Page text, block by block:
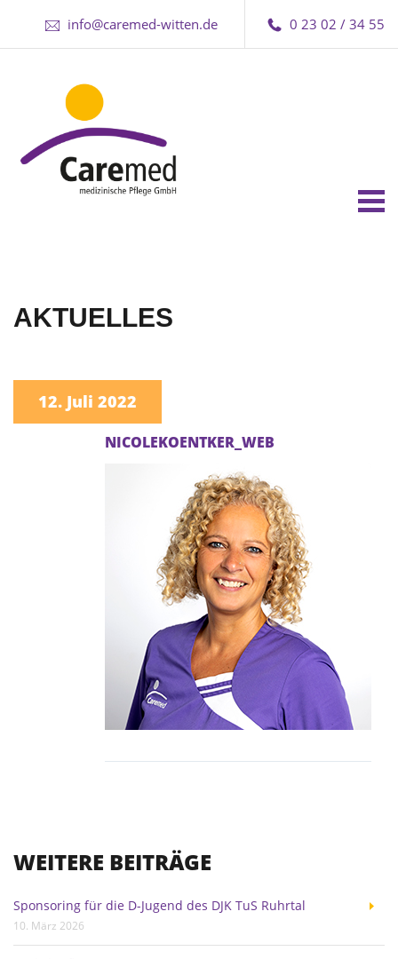
0 23 02 / 34 55
info@caremed-witten.de
AKTUELLES
12. Juli 2022
NICOLEKOENTKER_WEB
WEITERE BEITRÄGE
Sponsoring für die D-Jugend des DJK TuS Ruhrtal
10. März 2026